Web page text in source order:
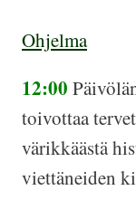
Ohjelma
12:00
toivottaa
värikkäästä
viettäneiden